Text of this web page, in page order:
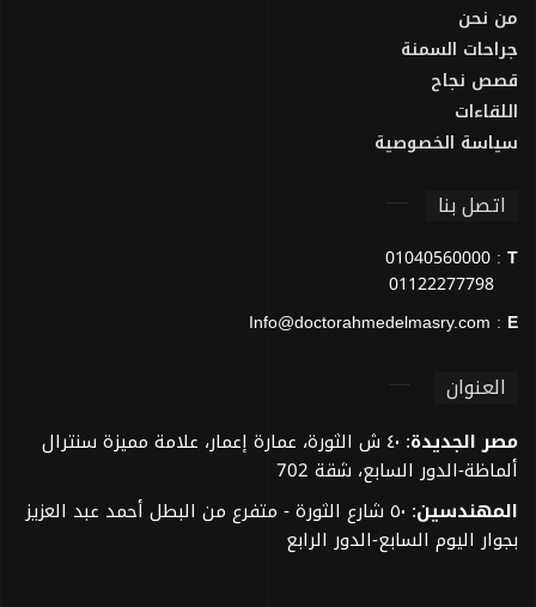
من نحن
جراحات السمنة
قصص نجاح
اللقاءات
سياسة الخصوصية
اتصل بنا
T
:
01040560000
01122277798
E
:
Info@doctorahmedelmasry.com
العنوان
مصر الجديدة
: ٤٠ ش الثورة، عمارة إعمار، علامة مميزة سنترال
ألماظة-الدور السابع، شقة 702
المهندسين
: ٥٠ شارع الثورة - متفرع من البطل أحمد عبد العزيز
بجوار اليوم السابع-الدور الرابع